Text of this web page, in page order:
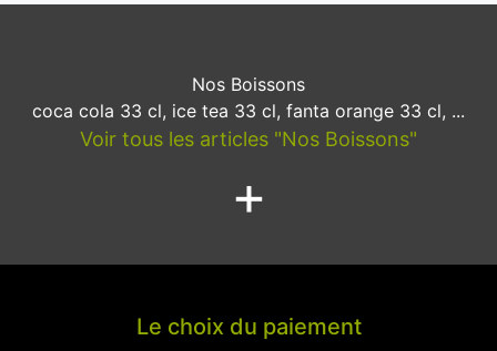
Nos Boissons
coca cola 33 cl, ice tea 33 cl, fanta orange 33 cl, ...
Voir tous les articles "Nos Boissons"
+
Le choix du paiement